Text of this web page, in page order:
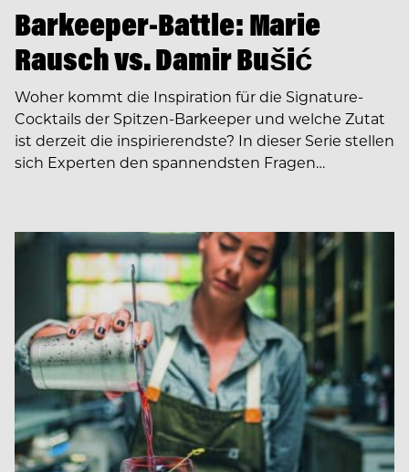
Barkeeper-Battle: Marie
Rausch vs. Damir Bušić
Woher kommt die Inspiration für die Signature-
Cocktails der Spitzen-Barkeeper und welche Zutat
ist derzeit die inspirierendste? In dieser Serie stellen
sich Experten den spannendsten Fragen…